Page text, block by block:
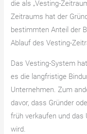
die als „Vesting-
Zeitraums hat der
bestimmten Anteil der
Ablauf des Vesting-
Das Vesting-System
es die langfristige
Unternehmen. Zum
davor, dass Gründer
früh verkaufen und
wird.